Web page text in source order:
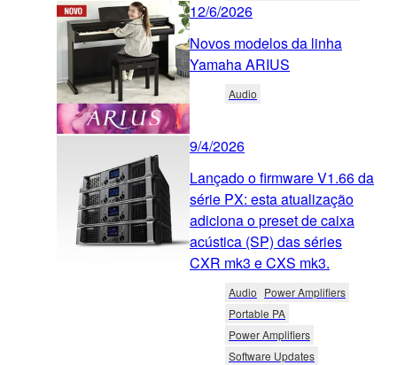
12/6/2026
Novos modelos da linha
Yamaha ARIUS
Audio
9/4/2026
Lançado o firmware V1.66 da
série PX: esta atualização
adiciona o preset de caixa
acústica (SP) das séries
CXR mk3 e CXS mk3.
Audio Power Amplifiers
Portable PA
Power Amplifiers
Software Updates